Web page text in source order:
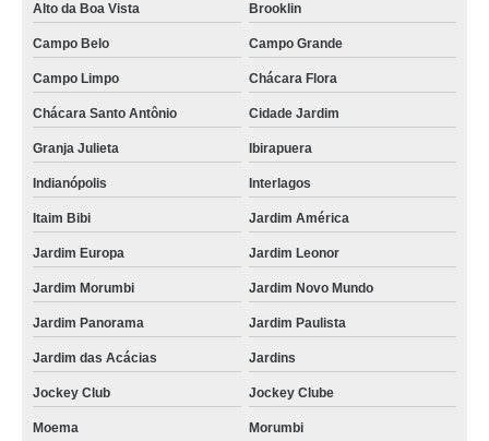
Alto da Boa Vista Brooklin
Campo Belo Campo Grande
Campo Limpo Chácara Flora
Chácara Santo Antônio Cidade Jardim
Granja Julieta Ibirapuera
Indianópolis Interlagos
Itaim Bibi Jardim América
Jardim Europa Jardim Leonor
Jardim Morumbi Jardim Novo Mundo
Jardim Panorama Jardim Paulista
Jardim das Acácias Jardins
Jockey Club Jockey Clube
Moema Morumbi